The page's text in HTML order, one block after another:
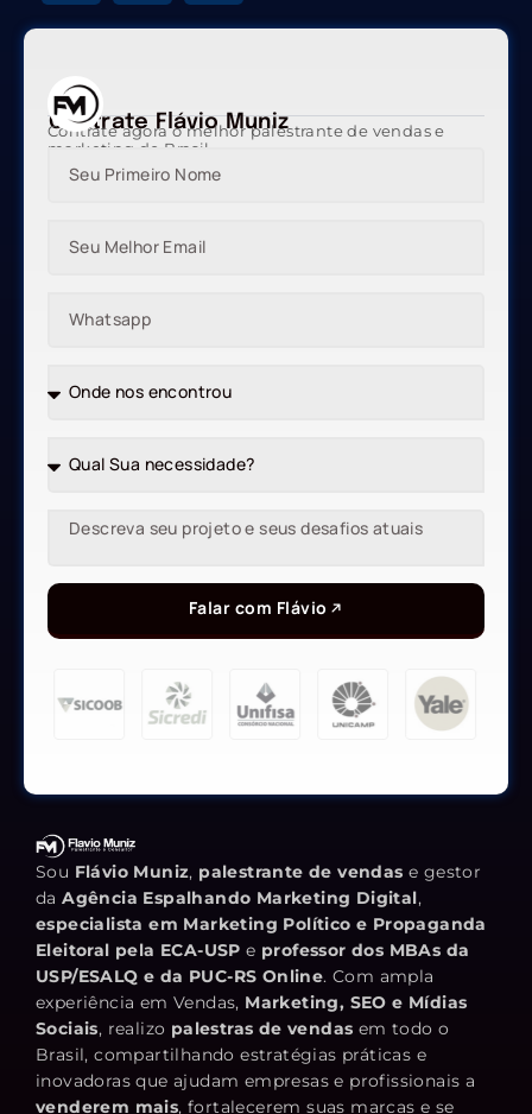
Contrate Flávio Muniz
Contrate agora o melhor palestrante de vendas e
marketing do Brasil
Falar com Flávio
Sou Flávio Muniz, palestrante de vendas e gestor
daAgência Espalhando Marketing Digital,
especialista em Marketing Político e Propaganda
Eleitoral pela ECA-USP e professor dos MBAs da
USP/ESALQ e da PUC-RS Online. Com ampla
experiência em Vendas, Marketing, SEO e Mídias
Sociais, realizo palestras de vendas em todo o
Brasil, compartilhando estratégias práticas e
inovadoras que ajudam empresas e profissionais a
venderem mais, fortalecerem suas marcas e se